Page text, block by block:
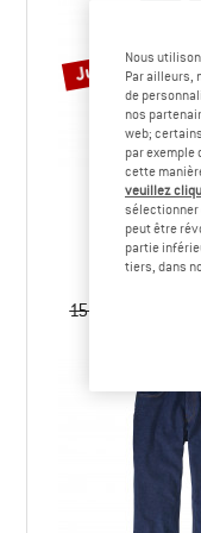
Jusqu'à -35 %
Vardag
Pantalon
159,95 € à
Nous
Par ailleurs,
de
nos
web;
par
cette
veuillez
sélectionner
peut être
partie
tiers, dans